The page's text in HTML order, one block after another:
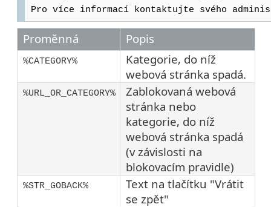
Pro více informací kontaktujte svého
Proměnná Popis
%CATEGORY%
Kategorie, do níž
webová stránka spadá.
%URL_OR_CATEGORY%
Zablokovaná webová
stránka nebo
kategorie, do níž
webová stránka spadá
(v závislosti na
blokovacím pravidle)
%STR_GOBACK%
Text na tlačítku "Vrátit
se zpět"